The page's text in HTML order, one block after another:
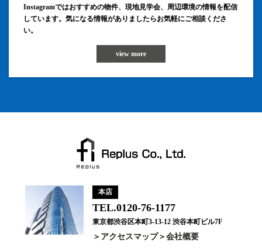
Instagramではおすすめの物件、現地見学会、周辺環境の情報を配信
しています。気になる情報がありましたらお気軽にご相談くださ
い。
view more
本店
TEL.0120-76-1177
東京都渋谷区本町3-13-12 渋谷本町ビル7F
アクセスマップ 会社概要